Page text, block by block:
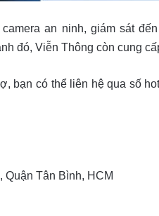
an ninh, giám sát
đó, Viễn Thông còn cung
bạn có thể liên hệ qua số
Tân Bình, HCM